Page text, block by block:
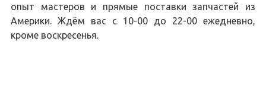
опыт мастеров и прямые поставки запчастей из
Америки. Ждём вас с 10-00 до 22-00 ежедневно,
кроме воскресенья.